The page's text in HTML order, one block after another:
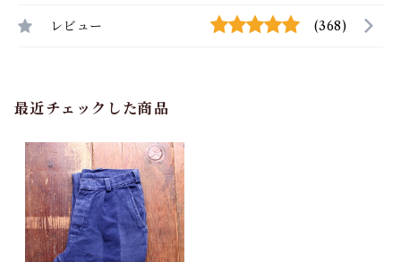
レビュー (368)
最近チェックした商品